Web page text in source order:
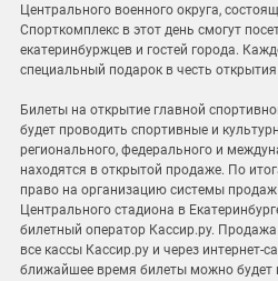
Центрального военного округа,
Спорткомплекс в этот день смогут
екатеринбуржцев и гостей города.
специальный подарок в честь
Билеты на открытие главной
будет проводить спортивные и
регионального, федерального и
находятся в открытой продаже. По
право на организацию системы
Центрального стадиона в
билетный оператор Кассир.ру.
все кассы Кассир.ру и через интернет-
ближайшее время билеты можно будет